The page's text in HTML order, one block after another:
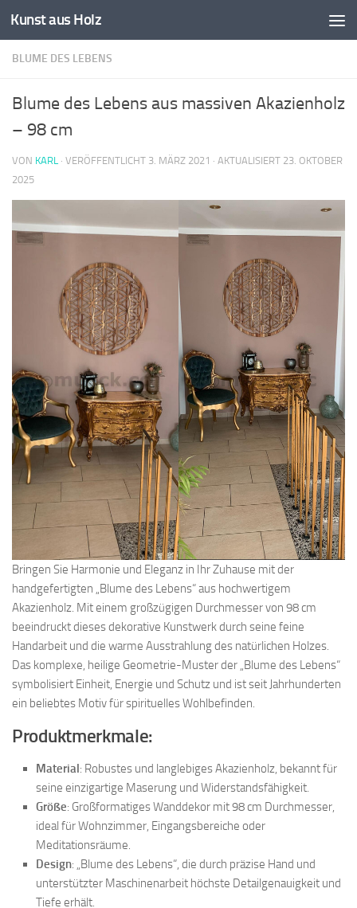
Zum Inhalt springen
Kunst aus Holz
BLUME DES LEBENS
Blume des Lebens aus massiven Akazienholz
– 98 cm
VON KARL · VERÖFFENTLICHT 3. MÄRZ 2021 · AKTUALISIERT 23. OKTOBER
2025
Bringen Sie Harmonie und Eleganz in Ihr Zuhause mit der
handgefertigten „Blume des Lebens“ aus hochwertigem
Akazienholz. Mit einem großzügigen Durchmesser von 98 cm
beeindruckt dieses dekorative Kunstwerk durch seine feine
Handarbeit und die warme Ausstrahlung des natürlichen Holzes.
Das komplexe, heilige Geometrie-Muster der „Blume des Lebens“
symbolisiert Einheit, Energie und Schutz und ist seit Jahrhunderten
ein beliebtes Motiv für spirituelles Wohlbefinden.
Produktmerkmale:
Material: Robustes und langlebiges Akazienholz, bekannt für
seine einzigartige Maserung und Widerstandsfähigkeit.
Größe: Großformatiges Wanddekor mit 98 cm Durchmesser,
ideal für Wohnzimmer, Eingangsbereiche oder
Meditationsräume.
Design: „Blume des Lebens“, die durch präzise Hand und
unterstützter Maschinenarbeit höchste Detailgenauigkeit und
Tiefe erhält.